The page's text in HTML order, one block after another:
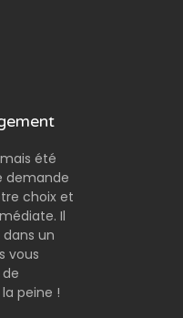
été
demande
choix et
Il
un
vous
peine !